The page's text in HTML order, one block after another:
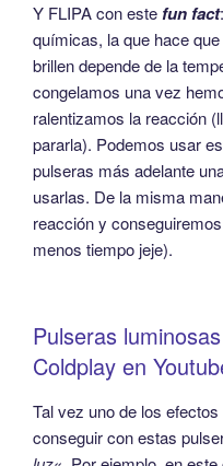
Y FLIPA con estefun fact
químicas, la que hace
brillen depende de la
congelamos una vez
ralentizamos la reacción
pararla). Podemos usar
pulseras más adelante
usarlas. De la misma
reacción y
menos tiempo jeje).
Pulseras
Coldplay en
Tal vez uno de los
conseguir con estas